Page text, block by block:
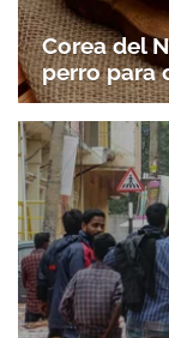
Corea del
perro para